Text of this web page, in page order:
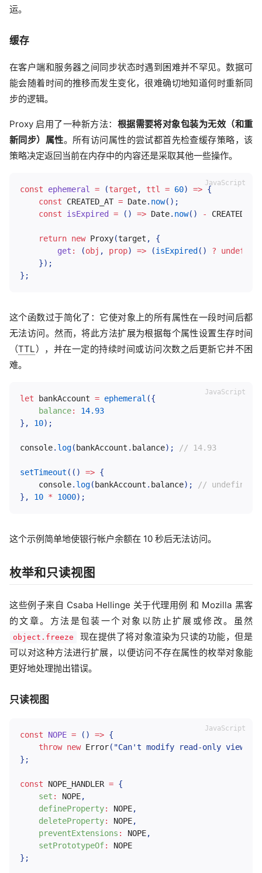
运。
缓存
在客户端和服务器之间同步状态时遇到困难并不罕见。数据可
能会随着时间的推移而发生变化，很难确切地知道何时重新同
步的逻辑。
Proxy 启用了一种新方法： 根据需要将对象包装为无效（和重
新同步）属性。所有访问属性的尝试都首先检查缓存策略，该
策略决定返回当前在内存中的内容还是采取其他一些操作。
const ephemeral = (target , ttl = 60) => {
const
CREATED_AT = Date. now( ) ;
const
isExpired = ( ) => Date. now( ) - CREATED_AT
return new Proxy(target ,
{
get : (obj , prop) => (isExpired ( ) ?
}) ;
} ;
这个函数过于简化了：它使对象上的所有属性在一段时间后都
无法访问。然而，将此方法扩展为根据每个属性设置生存时间
（TTL），并在一定的持续时间或访问次数之后更新它并不困
难。
let bankAccount = ephemeral ({
balance:
14.93
} , 10) ;
console. log( bankAccount . balance) ; // 14.93
setTimeout ( ( ) => {
    console
. log( bankAccount . balance) ;
// undefined
} , 10 * 1000) ;
这个示例简单地使银行帐户余额在 10 秒后无法访问。
枚举和只读视图
这些例子来自 Csaba Hellinge 关于代理用例 和 Mozilla 黑客
的文章。方法是包装一个对象以防止扩展或修改。虽然
object.freeze
现在提供了将对象渲染为只读的功能，但是
可以对这种方法进行扩展，以便访问不存在属性的枚举对象能
更好地处理抛出错误。
只读视图
const NOPE = ( ) => {
throw new Error( "Can't modify read-only view"
} ;
const NOPE_HANDLER = {
set : NOPE,
defineProperty: NOPE,
deleteProperty: NOPE,
preventExtensions : NOPE,
setPrototypeOf:
NOPE
} ;